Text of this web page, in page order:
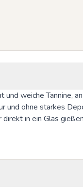
weiche Tannine,
und ohne starkes
in ein Glas